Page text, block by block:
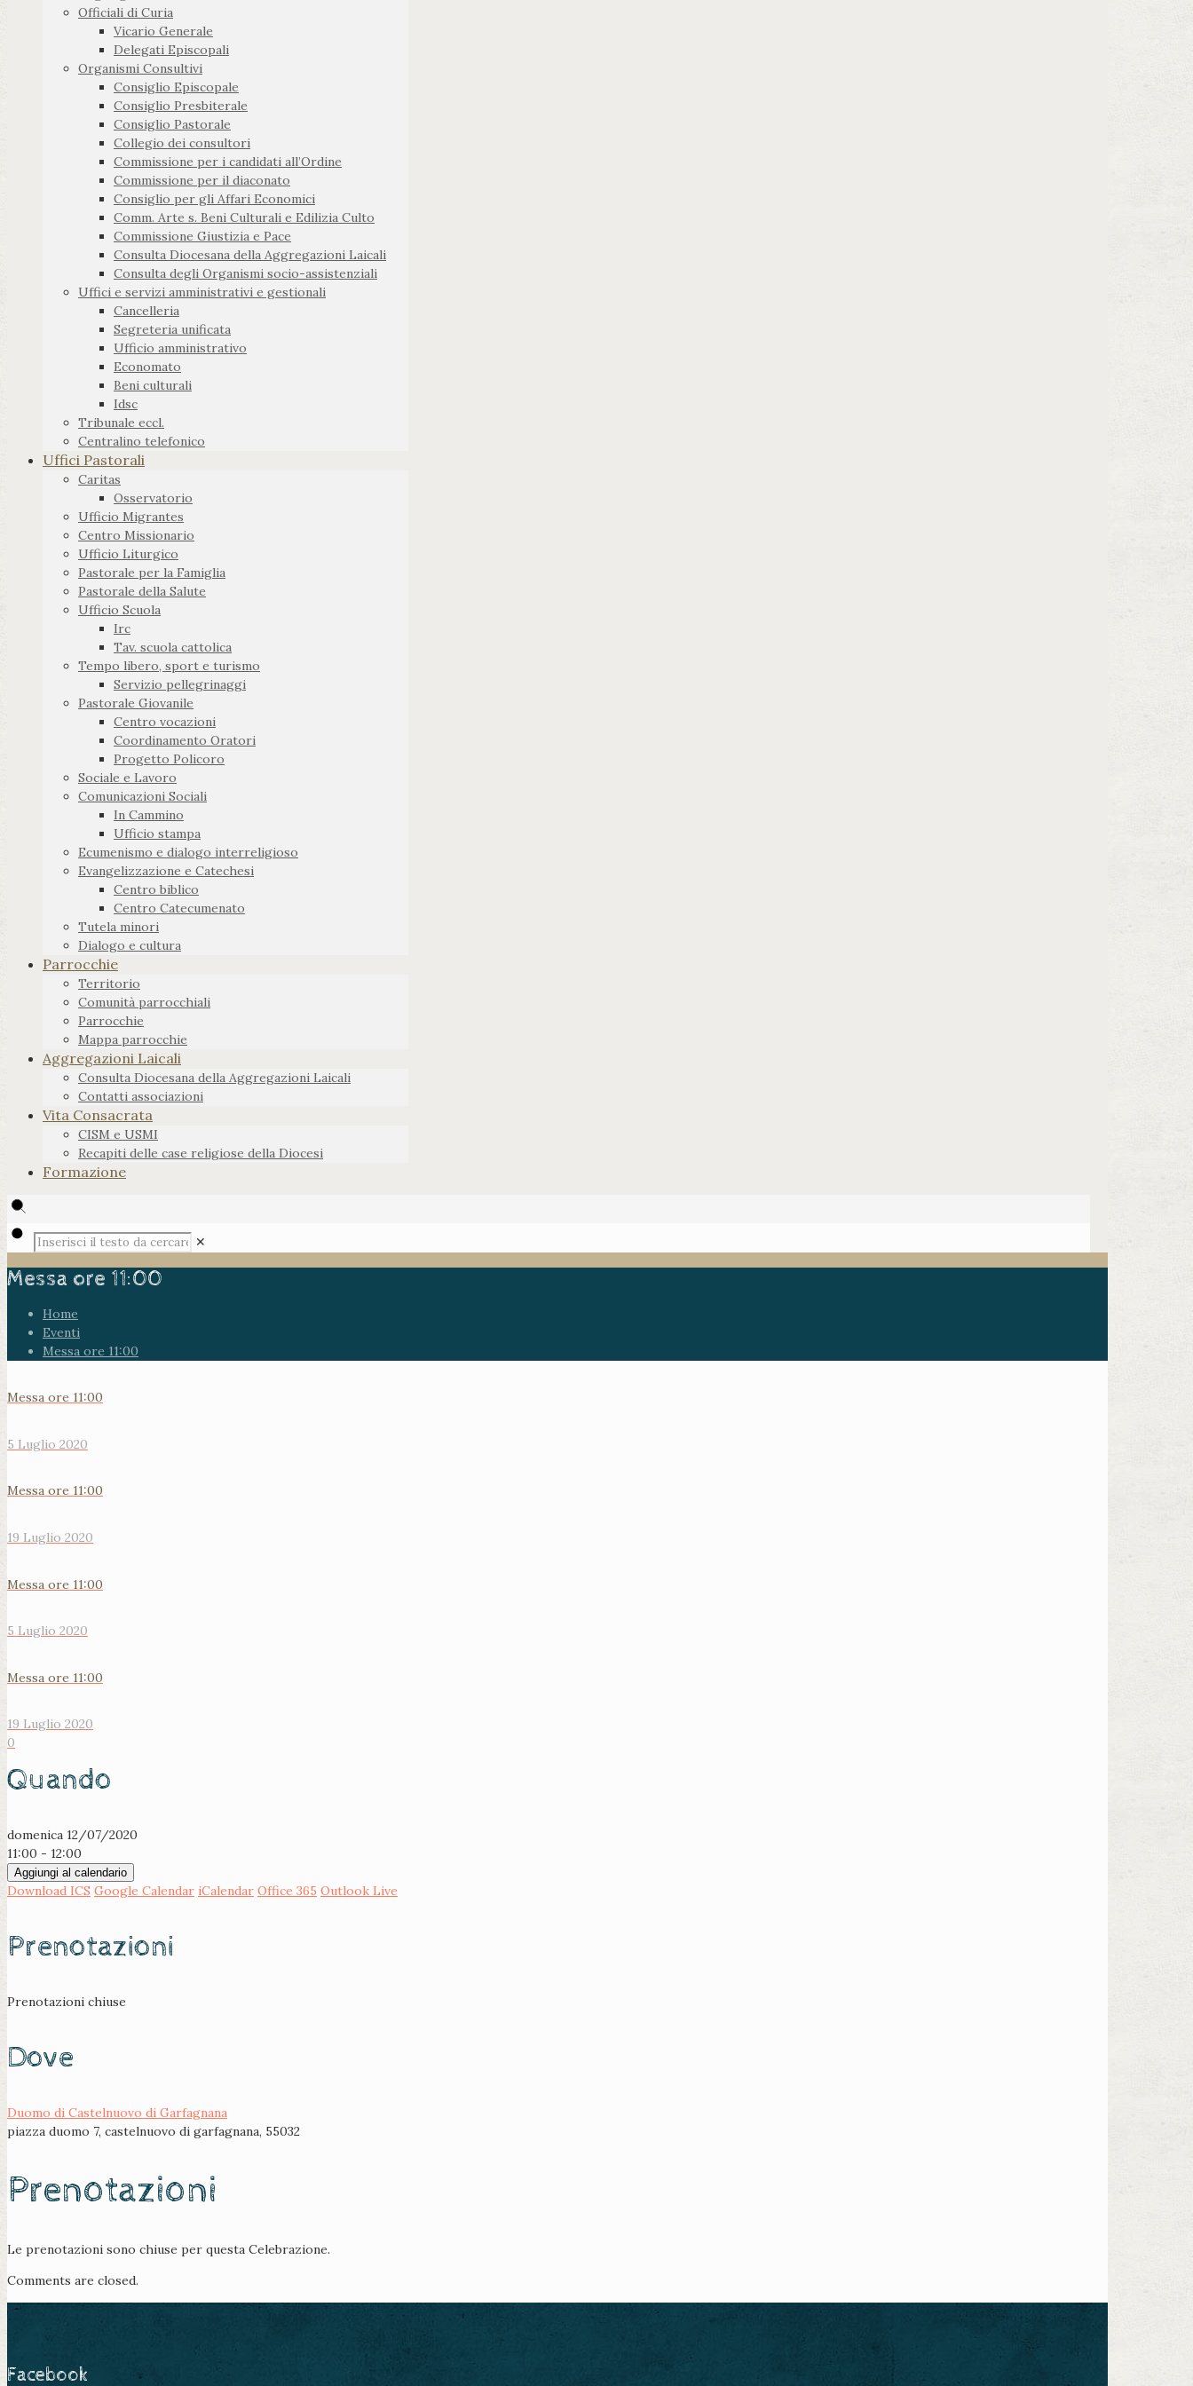
Officiali di Curia
Vicario Generale
Delegati Episcopali
Organismi Consultivi
Consiglio Episcopale
Consiglio Presbiterale
Consiglio Pastorale
Collegio dei consultori
Commissione per i candidati all’Ordine
Commissione per il diaconato
Consiglio per gli Affari Economici
Comm. Arte s. Beni Culturali e Edilizia Culto
Commissione Giustizia e Pace
Consulta Diocesana della Aggregazioni Laicali
Consulta degli Organismi socio-assistenziali
Uffici e servizi amministrativi e gestionali
Cancelleria
Segreteria unificata
Ufficio amministrativo
Economato
Beni culturali
Idsc
Tribunale eccl.
Centralino telefonico
Uffici Pastorali
Caritas
Osservatorio
Ufficio Migrantes
Centro Missionario
Ufficio Liturgico
Pastorale per la Famiglia
Pastorale della Salute
Ufficio Scuola
Irc
Tav. scuola cattolica
Tempo libero, sport e turismo
Servizio pellegrinaggi
Pastorale Giovanile
Centro vocazioni
Coordinamento Oratori
Progetto Policoro
Sociale e Lavoro
Comunicazioni Sociali
In Cammino
Ufficio stampa
Ecumenismo e dialogo interreligioso
Evangelizzazione e Catechesi
Centro biblico
Centro Catecumenato
Tutela minori
Dialogo e cultura
Parrocchie
Territorio
Comunità parrocchiali
Parrocchie
Mappa parrocchie
Aggregazioni Laicali
Consulta Diocesana della Aggregazioni Laicali
Contatti associazioni
Vita Consacrata
CISM e USMI
Recapiti delle case religiose della Diocesi
Formazione
✕
Messa ore 11:00
Home
Eventi
Messa ore 11:00
Messa ore 11:00
5 Luglio 2020
Messa ore 11:00
19 Luglio 2020
Messa ore 11:00
5 Luglio 2020
Messa ore 11:00
19 Luglio 2020
0
Quando
domenica 12/07/2020
11:00 - 12:00
Aggiungi al calendario
Download ICS Google Calendar iCalendar Office 365 Outlook Live
Prenotazioni
Prenotazioni chiuse
Dove
Duomo di Castelnuovo di Garfagnana
piazza duomo 7, castelnuovo di garfagnana, 55032
Prenotazioni
Le prenotazioni sono chiuse per questa Celebrazione.
Comments are closed.
Facebook